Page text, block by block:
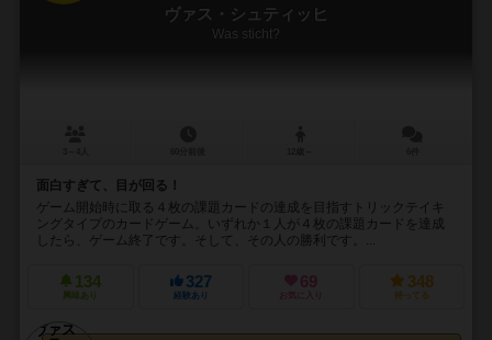
ヴァス・シュティッヒ
Was sticht?
面白すぎて、目が回る！
ゲーム開始時に取る４枚の課題カードの達成を目指すトリックテイキ
ングタイプのカードゲーム。いずれか１人が４枚の課題カードを達成
したら、ゲーム終了です。そして、その人の勝利です。...
134
興味あり
327
経験あり
69
お気に入り
348
持ってる